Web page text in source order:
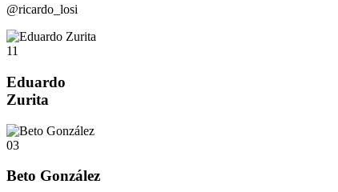
@ricardo_losi
11
Eduardo
Zurita
03
Beto González